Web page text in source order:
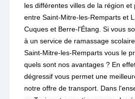
les différentes villes de la région et
entre Saint-Mitre-les-Remparts et
Cuques et Berre-l'Étang. Si vous
à un service de ramassage
Saint-Mitre-les-Remparts vous le
quels sont nos avantages ? En
dégressif vous permet une
notre offre de transport. Dans